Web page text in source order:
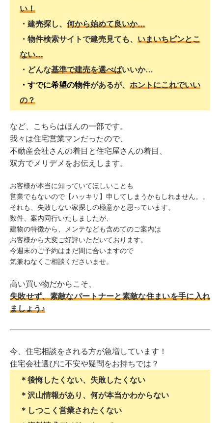
い！
・建売探し、 何から始めて良いか…
・物件検索サイトで建売見ても、 いまいちピンとこ
ない…
・どんな基準で建売を選べばいいか…
・すでに希望の物件があるが、 ホントにこれでいい
の？
など、こちらはほんの一部です。
我々は住宅営業マンだったので、
不動産会社さんの着目と住宅屋さんの着目、
双方でメリデメをお伝えします。
お客様が本当に知っていてほしいことも
営業でもないので【ハッキリ】申してしまうかもしれません。。
それも、失敗しない家探しの極意かと思っています。
数件、案内同行いたしましたが、
建物の特徴から、メンテなども含めてのご案内は
お客様から大変ご好評いただいております。
今週末のご予約はまだ間に合いますので
気兼ねなくご相談くださいませ。
高い買い物だからこそ、
失敗せず、素敵なパートナーと素敵な住まいを手に入れ
ましょう♪
今、住宅相談をされる方が急増しています！
住宅会社選びに不安や疑問をお持ちでは？
＊後悔したくない、失敗したくない
＊沢山情報があり、何が本当かわからない
＊しつこく営業されたくない